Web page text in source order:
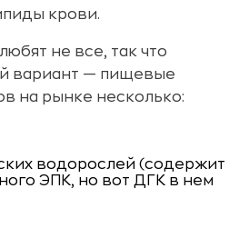
крови.
не все, так что
вариант — пищевые
на рынке несколько:
водорослей (содержит
ЭПК, но вот ДГК в нем